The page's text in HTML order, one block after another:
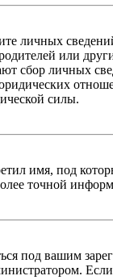
личных
или
сбор личных
силы.
имя, под
точной
под вашим